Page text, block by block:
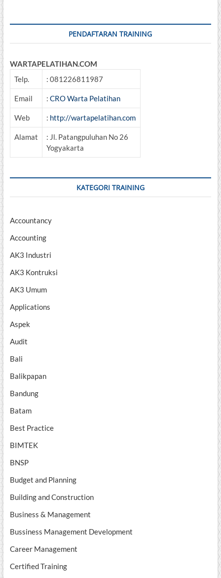
PENDAFTARAN TRAINING
WARTAPELATIHAN.COM
Telp.
: 081226811987
Email : CRO Warta Pelatihan
Web : http://wartapelatihan.com
Alamat
: Jl. Patangpuluhan No 26
Yogyakarta
KATEGORI TRAINING
Accountancy
Accounting
AK3 Industri
AK3 Kontruksi
AK3 Umum
Applications
Aspek
Audit
Bali
Balikpapan
Bandung
Batam
Best Practice
BIMTEK
BNSP
Budget and Planning
Building and Construction
Business & Management
Bussiness Management Development
Career Management
Certified Training